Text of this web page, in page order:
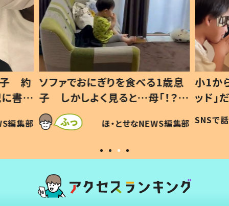
歳息
？」
編集部
小1から不登校、息子は「ギフテ
ッド」だった 父が“ウチ給食”を
作り続ける理由とは #令和の親
#令和の子
SNSで話題 ほ・とせなNEWS編集部
ひ孫
が、抱
「涙
い」